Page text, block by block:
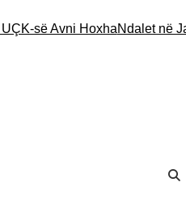
së Avni HoxhaNdalet në